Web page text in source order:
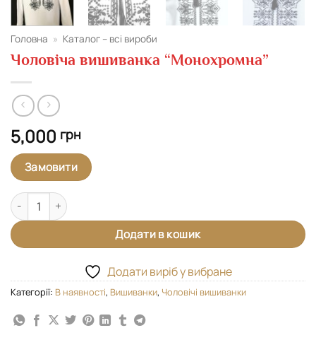
Головна » Каталог – всі вироби
Чоловіча вишиванка “Монохромна”
5,000 грн
Замовити
Чоловіча вишиванка "Монохромна" кількість
Додати в кошик
Додати виріб у вибране
Категорії: В наявності, Вишиванки, Чоловічі вишиванки